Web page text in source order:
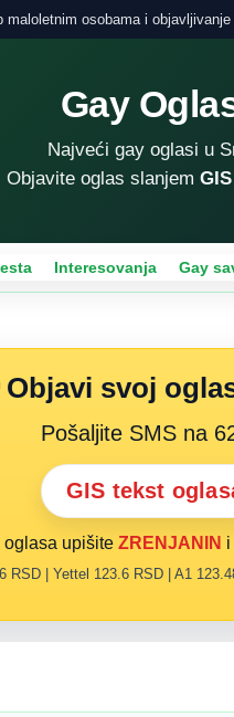
osobama i
Gay
Najveći gay oglasi u
Objavite oglas slanjem GIS
Interesovanja Gay
Objavi svoj
Pošaljite SMS na
GIS tekst
oglasa upišite ZRENJANIN i
RSD | Yettel 123.6 RSD | A1